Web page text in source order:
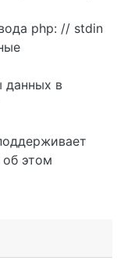
php: // stdin
данных в
об этом